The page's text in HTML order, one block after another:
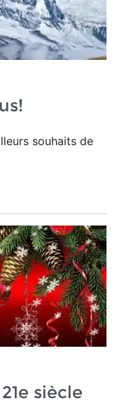
souhaits de
siècle